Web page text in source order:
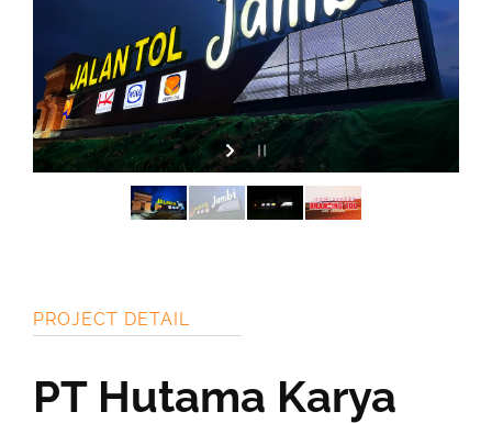
PROJECT DETAIL
PT Hutama Karya